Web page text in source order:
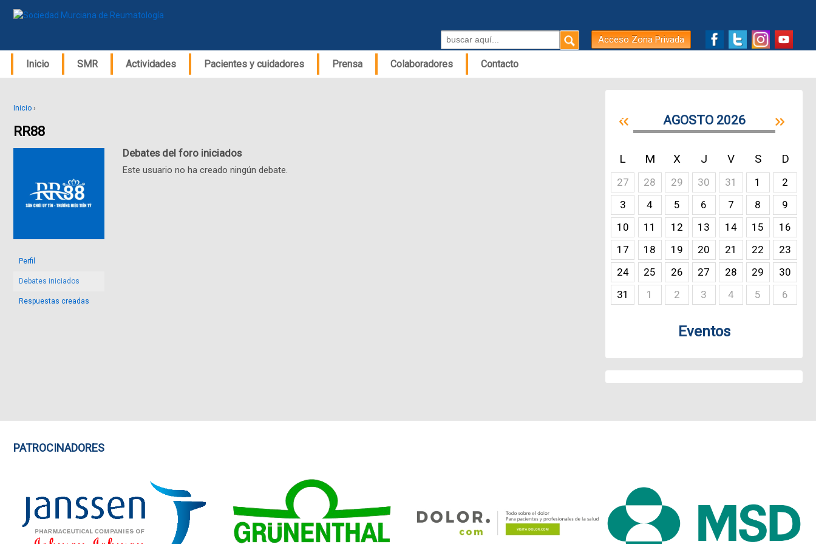
Acceso Zona Privada
Buscar por:
Inicio SMR Actividades Pacientes y cuidadores Prensa Colaboradores Contacto
Inicio ›
RR88
Perfil
Debates iniciados
Respuestas creadas
Debates del foro iniciados
Este usuario no ha creado ningún debate.
AGOSTO 2026
L M X J V S D
27 28 29 30 31 1
2
3
4 5 6 7 8
9
10
11 12 13 14 15
16
17
18 19 20 21 22
23
24
25 26 27 28 29
30
31
1 2 3 4 5 6
Eventos
PATROCINADORES